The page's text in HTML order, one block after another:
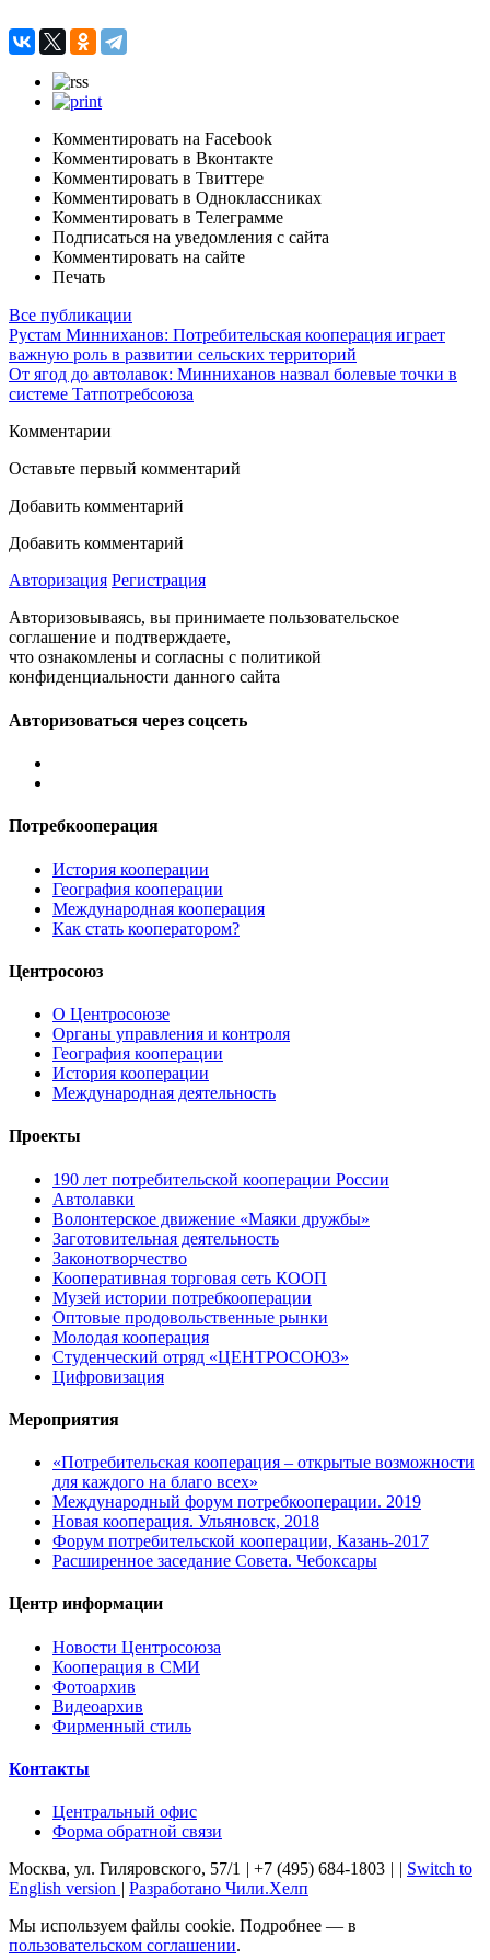
Комментировать на Facebook
Комментировать в Вконтакте
Комментировать в Твиттере
Комментировать в Одноклассниках
Комментировать в Телеграмме
Подписаться на уведомления с сайта
Комментировать на сайте
Печать
Все публикации
Рустам Минниханов: Потребительская кооперация играет
важную роль в развитии сельских территорий
От ягод до автолавок: Минниханов назвал болевые точки в
системе Татпотребсоюза
Комментарии
Оставьте первый комментарий
Добавить комментарий
Добавить комментарий
Авторизация Регистрация
Авторизовываясь, вы принимаете пользовательское
соглашение и подтверждаете,
что ознакомлены и согласны с политикой
конфиденциальности данного сайта
Авторизоваться через соцсеть
Потребкооперация
История кооперации
География кооперации
Международная кооперация
Как стать кооператором?
Центросоюз
О Центросоюзе
Органы управления и контроля
География кооперации
История кооперации
Международная деятельность
Проекты
190 лет потребительской кооперации России
Автолавки
Волонтерское движение «Маяки дружбы»
Заготовительная деятельность
Законотворчество
Кооперативная торговая сеть КООП
Музей истории потребкооперации
Оптовые продовольственные рынки
Молодая кооперация
Студенческий отряд «ЦЕНТРОСОЮЗ»
Цифровизация
Мероприятия
«Потребительская кооперация – открытые возможности
для каждого на благо всех»
Международный форум потребкооперации. 2019
Новая кооперация. Ульяновск, 2018
Форум потребительской кооперации, Казань-2017
Расширенное заседание Совета. Чебоксары
Центр информации
Новости Центросоюза
Кооперация в СМИ
Фотоархив
Видеоархив
Фирменный стиль
Контакты
Центральный офис
Форма обратной связи
Москва, ул. Гиляровского, 57/1 | +7 (495) 684-1803 | | Switch to
English version | Разработано Чили.Хелп
Мы используем файлы cookie. Подробнее — в
пользовательском соглашении.